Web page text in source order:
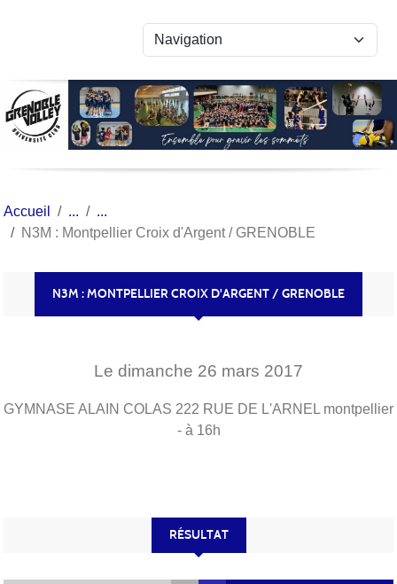
Accueil
N3M : Montpellier Croix d'Argent / GRENOBLE
N3M : MONTPELLIER CROIX D'ARGENT / GRENOBLE
Le dimanche 26 mars 2017
GYMNASE ALAIN COLAS 222 RUE DE L'ARNEL montpellier
- à 16h
RÉSULTAT